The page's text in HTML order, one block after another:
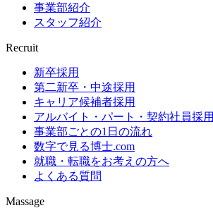
事業部紹介
スタッフ紹介
Recruit
新卒採用
第二新卒・中途採用
キャリア候補者採用
アルバイト・パート・契約社員採用
事業部ごとの1日の流れ
数字で見る博士.com
就職・転職をお考えの方へ
よくある質問
Massage